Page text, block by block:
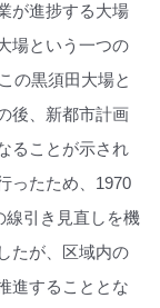
が進捗する大場
場という一つの
の黒須田大場と
後、新都市計画
ることが示され
ったため、1970
線引き見直しを機
たが、区域内の
進することとな